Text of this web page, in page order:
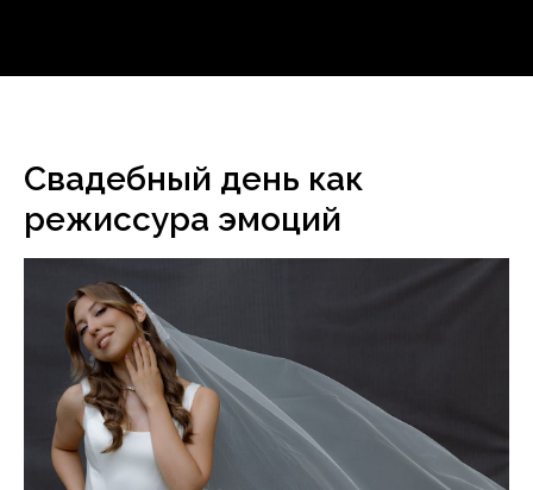
Свадебный день как
режиссура эмоций